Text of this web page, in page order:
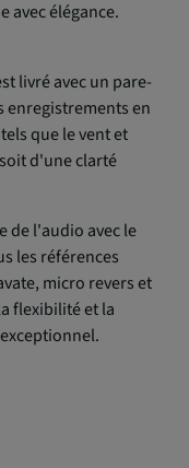
avec élégance.
livré avec un pare-
enregistrements en
que le vent et
d'une clarté
de l'audio avec le
les références
micro revers et
flexibilité et la